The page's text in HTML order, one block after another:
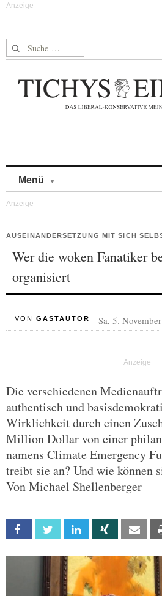
Suche nach:
Menü
AUSEINANDERSETZUNG MIT SICH
Wer die woken Fanatiker
organisiert
VON GASTAUTOR Sa, 5.
Die verschiedenen
authentisch und
Wirklichkeit durch einen
Million Dollar von einer
namens Climate Emergency
treibt sie an? Und wie können
Von Michael Shellenberger
Facebook Twitter Linkedin Xing